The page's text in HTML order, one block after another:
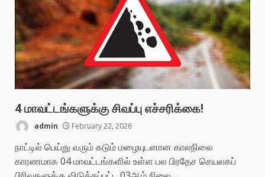
4 மாவட்டங்களுக்கு சிவப்பு எச்சரிக்கை!
admin February 22, 2026
நாட்டில் பெய்து வரும் கடும் மழையுடனான காலநிலை
காரணமாக 04 மாவட்டங்களில் உள்ள பல பிரதேச செயலகப்